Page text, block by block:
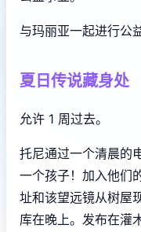
与玛丽亚一起进行公
夏日传说藏身处
允许 1 周过去。
托尼通过一个清晨的
一个孩子！加入他们
址和该望远镜从树屋
库在晚上。发布在灌